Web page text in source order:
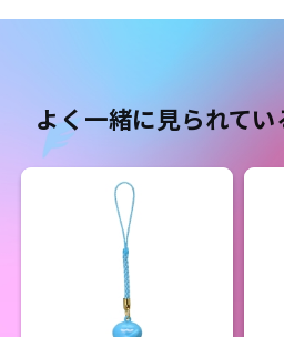
よく一緒に見られて